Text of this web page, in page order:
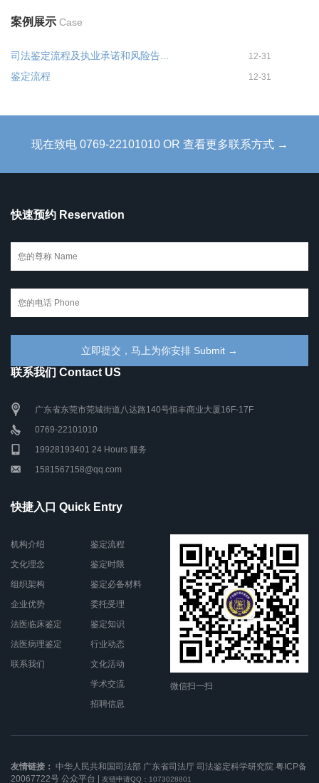
案例展示 Case
司法鉴定流程及执业承诺和风险告... 12-31
鉴定流程 12-31
现在致电 0769-22101010 OR 查看更多联系方式 →
快速预约 Reservation
联系我们 Contact US
广东省东莞市莞城街道八达路140号恒丰商业大厦16F-17F
0769-22101010
19928193401 24 Hours 服务
1581567158@qq.com
快捷入口 Quick Entry
机构介绍
文化理念
组织架构
企业优势
法医临床鉴定
法医病理鉴定
联系我们
鉴定流程
鉴定时限
鉴定必备材料
委托受理
鉴定知识
行业动态
文化活动
学术交流
招聘信息
微信扫一扫
友情链接： 中华人民共和国司法部 广东省司法厅 司法鉴定科学研究院 粤ICP备
20067722号 公众平台 友链申请QQ：1073028801